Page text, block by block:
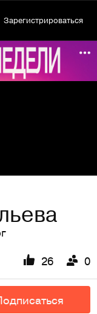
Зарегистрироваться
26 0